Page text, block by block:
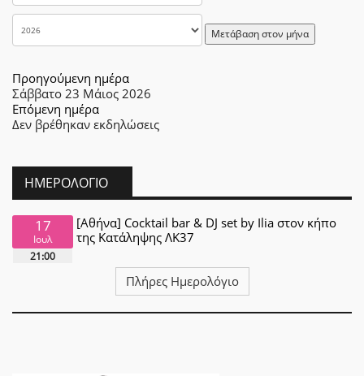
Μετάβαση στον μήνα
Προηγούμενη ημέρα
Σάββατο 23 Μάιος 2026
Επόμενη ημέρα
Δεν βρέθηκαν εκδηλώσεις
ΗΜΕΡΟΛΌΓΙΟ
17
Ιουλ
21:00
[Αθήνα] Cocktail bar & DJ set by Ilia στον κήπο
της Κατάληψης ΛΚ37
Πλήρες Ημερολόγιο